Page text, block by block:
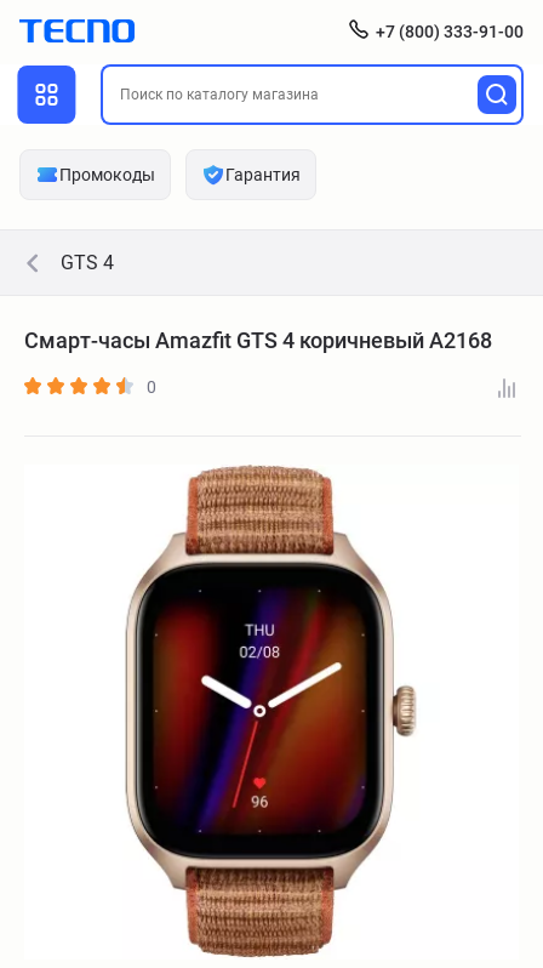
+7 (800) 333-91-00
Промокоды Гарантия
GTS 4
Смарт-часы Amazfit GTS 4 коричневый A2168
0